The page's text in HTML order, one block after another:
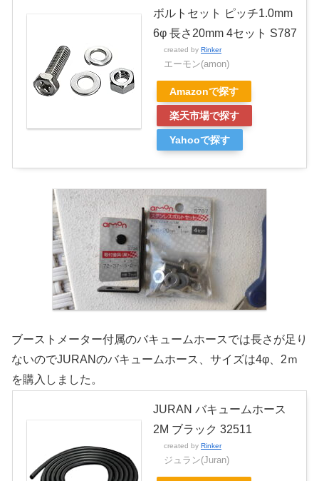
ボルトセット ピッチ1.0mm
6φ 長さ20mm 4セット S787
created by Rinker
エーモン(amon)
Amazonで探す
楽天市場で探す
Yahooで探す
ブーストメーター付属のバキュームホースでは長さが足り
ないのでJURANのバキュームホース、サイズは4φ、2ｍ
を購入しました。
JURAN バキュームホース
2M ブラック 32511
created by Rinker
ジュラン(Juran)